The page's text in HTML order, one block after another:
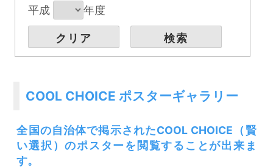
平成
年度
COOL CHOICE ポスターギャラリー
全国の自治体で掲示されたCOOL CHOICE（賢
い選択）のポスターを閲覧することが出来ま
す。